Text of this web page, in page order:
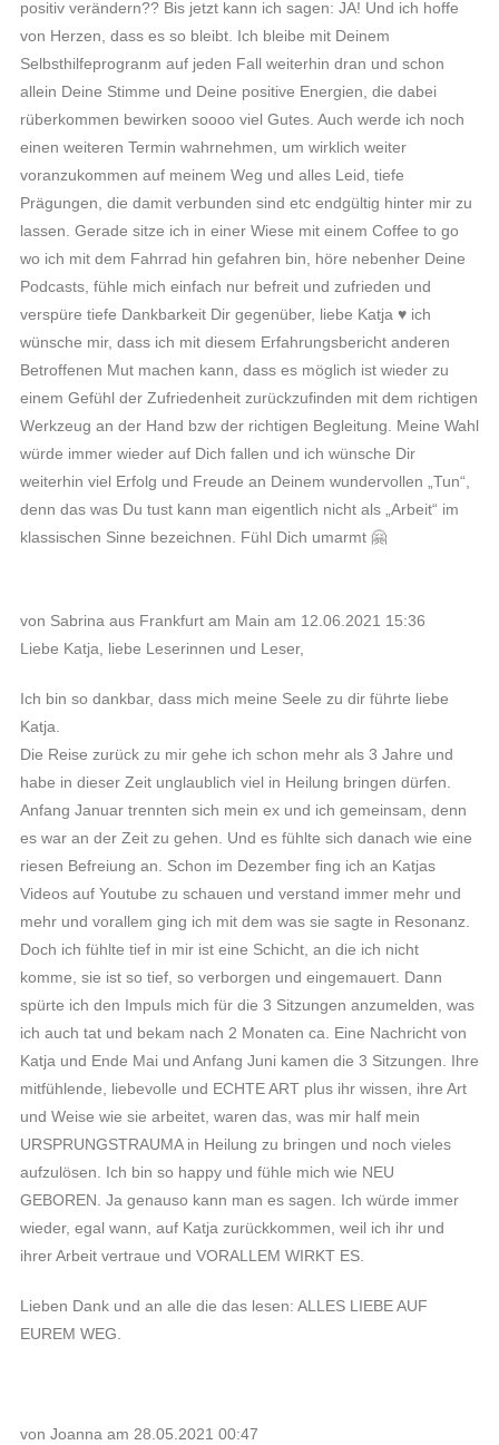
positiv verändern?? Bis jetzt kann ich sagen: JA! Und ich hoffe
von Herzen, dass es so bleibt. Ich bleibe mit Deinem
Selbsthilfeprogranm auf jeden Fall weiterhin dran und schon
allein Deine Stimme und Deine positive Energien, die dabei
rüberkommen bewirken soooo viel Gutes. Auch werde ich noch
einen weiteren Termin wahrnehmen, um wirklich weiter
voranzukommen auf meinem Weg und alles Leid, tiefe
Prägungen, die damit verbunden sind etc endgültig hinter mir zu
lassen. Gerade sitze ich in einer Wiese mit einem Coffee to go
wo ich mit dem Fahrrad hin gefahren bin, höre nebenher Deine
Podcasts, fühle mich einfach nur befreit und zufrieden und
verspüre tiefe Dankbarkeit Dir gegenüber, liebe Katja ♥️ ich
wünsche mir, dass ich mit diesem Erfahrungsbericht anderen
Betroffenen Mut machen kann, dass es möglich ist wieder zu
einem Gefühl der Zufriedenheit zurückzufinden mit dem richtigen
Werkzeug an der Hand bzw der richtigen Begleitung. Meine Wahl
würde immer wieder auf Dich fallen und ich wünsche Dir
weiterhin viel Erfolg und Freude an Deinem wundervollen „Tun“,
denn das was Du tust kann man eigentlich nicht als „Arbeit“ im
klassischen Sinne bezeichnen. Fühl Dich umarmt 🤗
von Sabrina aus Frankfurt am Main am 12.06.2021 15:36
Liebe Katja, liebe Leserinnen und Leser,
Ich bin so dankbar, dass mich meine Seele zu dir führte liebe
Katja.
Die Reise zurück zu mir gehe ich schon mehr als 3 Jahre und
habe in dieser Zeit unglaublich viel in Heilung bringen dürfen.
Anfang Januar trennten sich mein ex und ich gemeinsam, denn
es war an der Zeit zu gehen. Und es fühlte sich danach wie eine
riesen Befreiung an. Schon im Dezember fing ich an Katjas
Videos auf Youtube zu schauen und verstand immer mehr und
mehr und vorallem ging ich mit dem was sie sagte in Resonanz.
Doch ich fühlte tief in mir ist eine Schicht, an die ich nicht
komme, sie ist so tief, so verborgen und eingemauert. Dann
spürte ich den Impuls mich für die 3 Sitzungen anzumelden, was
ich auch tat und bekam nach 2 Monaten ca. Eine Nachricht von
Katja und Ende Mai und Anfang Juni kamen die 3 Sitzungen. Ihre
mitfühlende, liebevolle und ECHTE ART plus ihr wissen, ihre Art
und Weise wie sie arbeitet, waren das, was mir half mein
URSPRUNGSTRAUMA in Heilung zu bringen und noch vieles
aufzulösen. Ich bin so happy und fühle mich wie NEU
GEBOREN. Ja genauso kann man es sagen. Ich würde immer
wieder, egal wann, auf Katja zurückkommen, weil ich ihr und
ihrer Arbeit vertraue und VORALLEM WIRKT ES.
Lieben Dank und an alle die das lesen: ALLES LIEBE AUF
EUREM WEG.
von Joanna am 28.05.2021 00:47